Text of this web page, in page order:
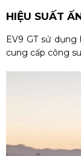
HIỆU SUẤT
EV9 GT sử
cung cấp công